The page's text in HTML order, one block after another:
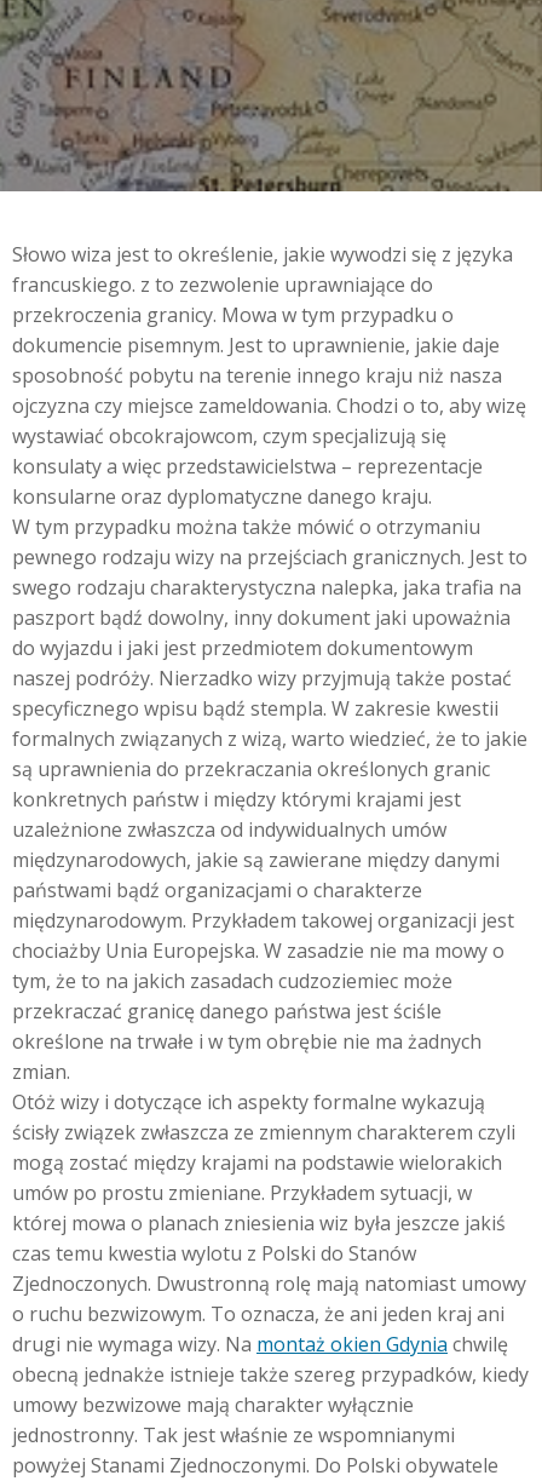
Słowo wiza jest to określenie, jakie wywodzi się z języka
francuskiego. z to zezwolenie uprawniające do
przekroczenia granicy. Mowa w tym przypadku o
dokumencie pisemnym. Jest to uprawnienie, jakie daje
sposobność pobytu na terenie innego kraju niż nasza
ojczyzna czy miejsce zameldowania. Chodzi o to, aby wizę
wystawiać obcokrajowcom, czym specjalizują się
konsulaty a więc przedstawicielstwa – reprezentacje
konsularne oraz dyplomatyczne danego kraju.
W tym przypadku można także mówić o otrzymaniu
pewnego rodzaju wizy na przejściach granicznych. Jest to
swego rodzaju charakterystyczna nalepka, jaka trafia na
paszport bądź dowolny, inny dokument jaki upoważnia
do wyjazdu i jaki jest przedmiotem dokumentowym
naszej podróży. Nierzadko wizy przyjmują także postać
specyficznego wpisu bądź stempla. W zakresie kwestii
formalnych związanych z wizą, warto wiedzieć, że to jakie
są uprawnienia do przekraczania określonych granic
konkretnych państw i między którymi krajami jest
uzależnione zwłaszcza od indywidualnych umów
międzynarodowych, jakie są zawierane między danymi
państwami bądź organizacjami o charakterze
międzynarodowym. Przykładem takowej organizacji jest
chociażby Unia Europejska. W zasadzie nie ma mowy o
tym, że to na jakich zasadach cudzoziemiec może
przekraczać granicę danego państwa jest ściśle
określone na trwałe i w tym obrębie nie ma żadnych
zmian.
Otóż wizy i dotyczące ich aspekty formalne wykazują
ścisły związek zwłaszcza ze zmiennym charakterem czyli
mogą zostać między krajami na podstawie wielorakich
umów po prostu zmieniane. Przykładem sytuacji, w
której mowa o planach zniesienia wiz była jeszcze jakiś
czas temu kwestia wylotu z Polski do Stanów
Zjednoczonych. Dwustronną rolę mają natomiast umowy
o ruchu bezwizowym. To oznacza, że ani jeden kraj ani
drugi nie wymaga wizy. Na montaż okien Gdynia chwilę
obecną jednakże istnieje także szereg przypadków, kiedy
umowy bezwizowe mają charakter wyłącznie
jednostronny. Tak jest właśnie ze wspomnianymi
powyżej Stanami Zjednoczonymi. Do Polski obywatele